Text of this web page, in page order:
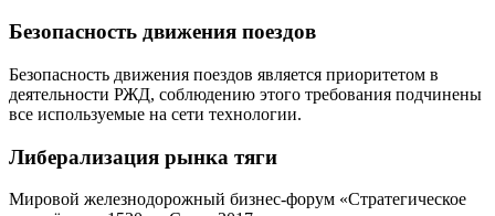
Безопасность движения поездов
Безопасность движения поездов является приоритетом в
деятельности РЖД, соблюдению этого требования подчинены
все используемые на сети технологии.
Либерализация рынка тяги
Мировой железнодорожный бизнес-форум «Стратегическое